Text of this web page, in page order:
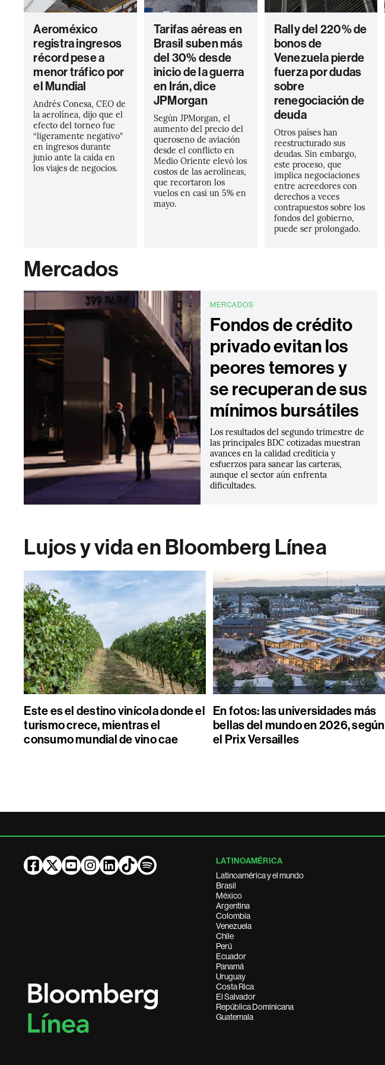
Aeroméxico
registra ingresos
récord pese a
menor tráfico por
el Mundial
Andrés Conesa, CEO de
la aerolínea, dijo que el
efecto del torneo fue
“ligeramente negativo”
en ingresos durante
junio ante la caída en
los viajes de negocios.
Tarifas aéreas en
Brasil suben más
del 30% desde
inicio de la guerra
en Irán, dice
JPMorgan
Según JPMorgan, el
aumento del precio del
queroseno de aviación
desde el conflicto en
Medio Oriente elevó los
costos de las aerolíneas,
que recortaron los
vuelos en casi un 5% en
mayo.
Rally del 220% de
bonos de
Venezuela pierde
fuerza por dudas
sobre
renegociación de
deuda
Otros países han
reestructurado sus
deudas. Sin embargo,
este proceso, que
implica negociaciones
entre acreedores con
derechos a veces
contrapuestos sobre los
fondos del gobierno,
puede ser prolongado.
Mercados
MERCADOS
Fondos de crédito
privado evitan los
peores temores y
se recuperan de sus
mínimos bursátiles
Los resultados del segundo trimestre de
las principales BDC cotizadas muestran
avances en la calidad crediticia y
esfuerzos para sanear las carteras,
aunque el sector aún enfrenta
dificultades.
Lujos y vida en Bloomberg Línea
Este es el destino vinícola donde el
turismo crece, mientras el
consumo mundial de vino cae
En fotos: las universidades más
bellas del mundo en 2026, según
el Prix Versailles
LATINOAMÉRICA
Latinoamérica y el mundo
Brasil
México
Argentina
Colombia
Venezuela
Chile
Perú
Ecuador
Panamá
Uruguay
Costa Rica
El Salvador
República Dominicana
Guatemala